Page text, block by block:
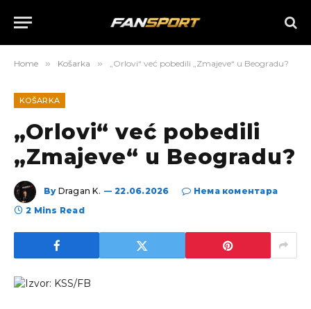
Home » Košarka » „Orlovi“ već pobedili „Zmajeve“ u Beogradu?
KOŠARKA
„Orlovi“ već pobedili
„Zmajeve“ u Beogradu?
By Dragan K. 22.06.2026
Нема коментара
2 Mins Read